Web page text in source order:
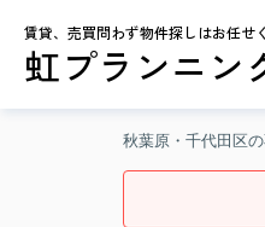
賃貸、売買問わず物件探しはお任せ
虹プランニン
秋葉原・千代田区